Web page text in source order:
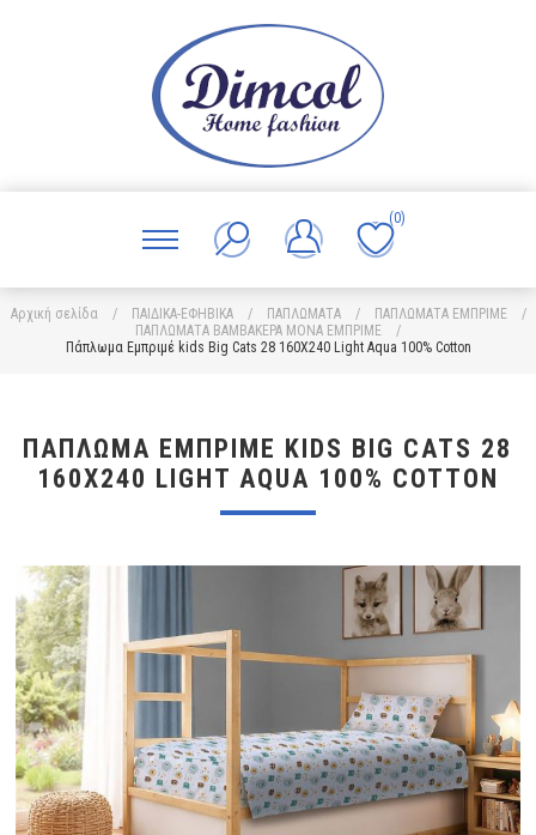
(0)
Αρχική σελίδα / ΠΑΙΔΙΚΑ-ΕΦΗΒΙΚΑ / ΠΑΠΛΩΜΑΤΑ / ΠΑΠΛΩΜΑΤΑ ΕΜΠΡΙΜΕ
/
ΠΑΠΛΩΜΑΤΑ ΒΑΜΒΑΚΕΡΑ ΜΟΝΑ ΕΜΠΡΙΜΕ
/
Πάπλωμα Εμπριμέ kids Big Cats 28 160X240 Light Aqua 100% Cotton
ΠΆΠΛΩΜΑ ΕΜΠΡΙΜΈ KIDS BIG CATS 28
160X240 LIGHT AQUA 100% COTTON